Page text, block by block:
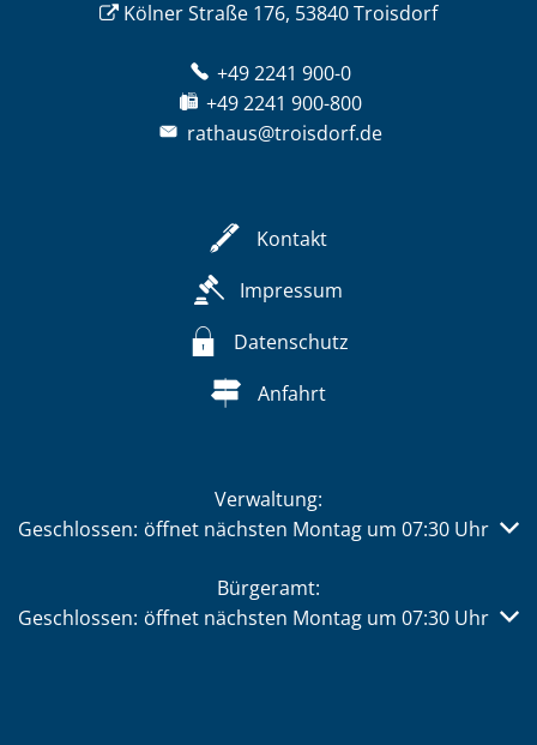
Kölner Straße 176, 53840 Troisdorf
+49 2241 900-0
+49 2241 900-800
rathaus@troisdorf.de
Kontakt
Impressum
Datenschutz
Anfahrt
Verwaltung:
Klicken, um weitere Öffnungs- oder Schließzeiten
Geschlossen: öffnet nächsten Montag um 07:30 Uhr
Bürgeramt:
Klicken, um weitere Öffnungs- oder Schließzeiten
Geschlossen: öffnet nächsten Montag um 07:30 Uhr